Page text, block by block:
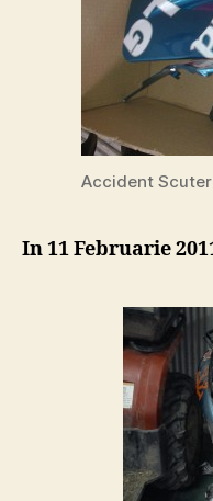
Accident
In 11 Februarie